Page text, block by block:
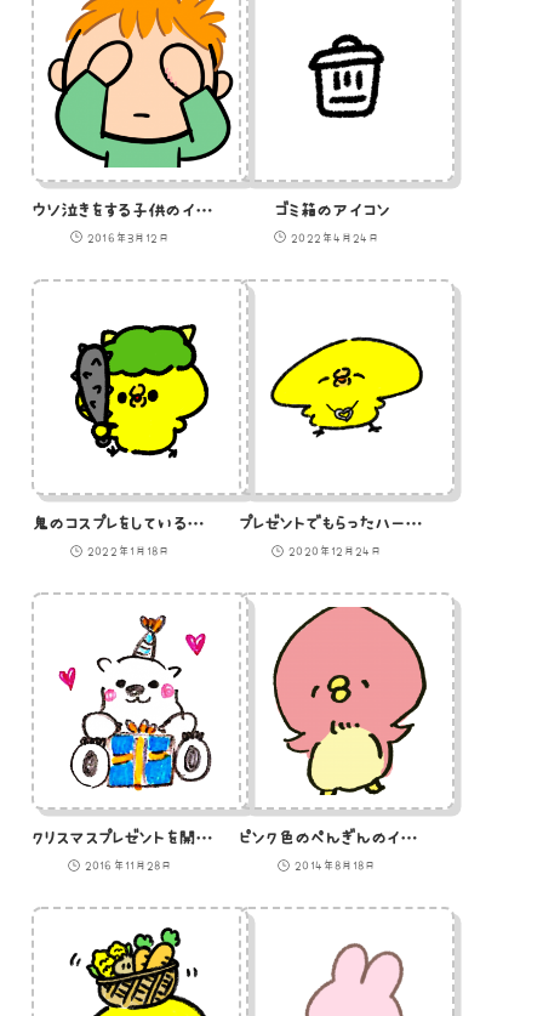
ウソ泣きをする子供のイラスト
2016年3月12日
ゴミ箱のアイコン
2022年4月24日
鬼のコスプレをしているひよこのイラスト
2022年1月18日
プレゼントでもらったハートのネックレスを喜んでつけるひよこのイラスト
2020年12月24日
クリスマスプレゼントを開けようとする白熊のイラスト
2016年11月28日
ピンク色のぺんぎんのイラスト
2014年8月18日